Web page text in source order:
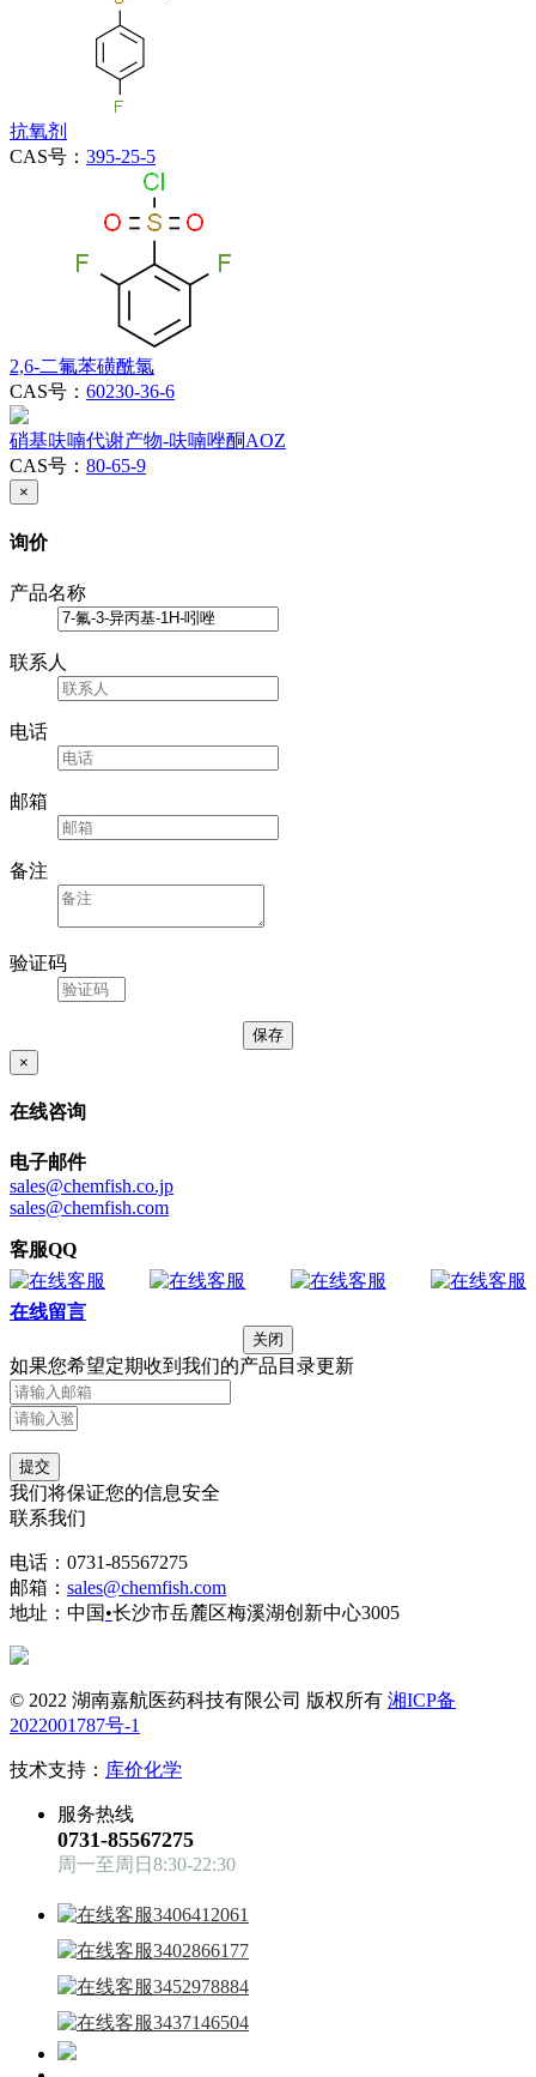
抗氧剂
CAS号： 395-25-5
2,6-二氟苯磺酰氯
CAS号： 60230-36-6
硝基呋喃代谢产物-呋喃唑酮AOZ
CAS号： 80-65-9
×
询价
产品名称
联系人
电话
邮箱
备注
验证码
×
在线咨询
电子邮件
sales@chemfish.co.jp
sales@chemfish.com
客服QQ
在线留言
关闭
如果您希望定期收到我们的产品目录更新
提交
我们将保证您的信息安全
联系我们
电话：0731-85567275
邮箱： sales@chemfish.com
地址：中国•长沙市岳麓区梅溪湖创新中心3005
© 2022 湖南嘉航医药科技有限公司 版权所有 湘ICP备
2022001787号-1
技术支持： 库价化学
服务热线
0731-85567275
周一至周日8:30-22:30
3406412061
3402866177
3452978884
3437146504